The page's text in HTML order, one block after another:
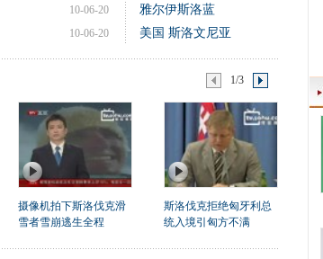
10-06-20
10-06-20
雅尔伊斯洛蓝
美国 斯洛文尼亚
1/3
摄像机拍下斯洛伐克滑
雪者雪崩逃生全程
斯洛伐克拒绝匈牙利总
统入境引匈方不满